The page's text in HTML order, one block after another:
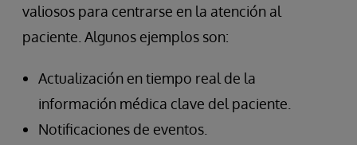
valiosos para centrarse en la atención al
paciente. Algunos ejemplos son:
Actualización en tiempo real de la
información médica clave del paciente.
Notificaciones de eventos.